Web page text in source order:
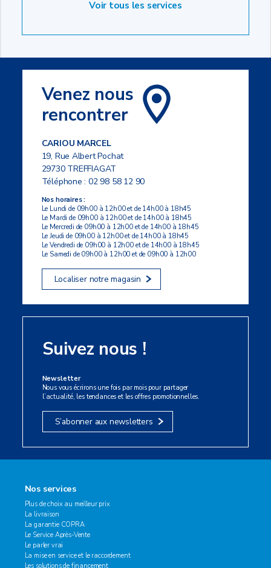
Voir tous les services
Venez nous
rencontrer
CARIOU MARCEL
19, Rue Albert Pochat
29730 TREFFIAGAT
Téléphone :02 98 58 12 90
Nos horaires :
Le Lundi de 09h00 à 12h00 et de 14h00 à 18h45
Le Mardi de 09h00 à 12h00 et de 14h00 à 18h45
Le Mercredi de 09h00 à 12h00 et de 14h00 à 18h45
Le Jeudi de 09h00 à 12h00 et de 14h00 à 18h45
Le Vendredi de 09h00 à 12h00 et de 14h00 à 18h45
Le Samedi de 09h00 à 12h00 et de 09h00 à 12h00
Localiser notre magasin
Suivez nous !
Newsletter
Nous vous écrirons une fois par mois pour partager
l’actualité, les tendances et les offres promotionnelles.
S’abonner aux newsletters
Nos services
Plus de choix au meilleur prix
La livraison
La garantie COPRA
Le Service Après-Vente
Le parler vrai
La mise en service et le raccordement
Les solutions de financement